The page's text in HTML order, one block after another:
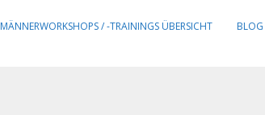
MÄNNERWORKSHOPS / -TRAININGS ÜBERSICHT BLOG